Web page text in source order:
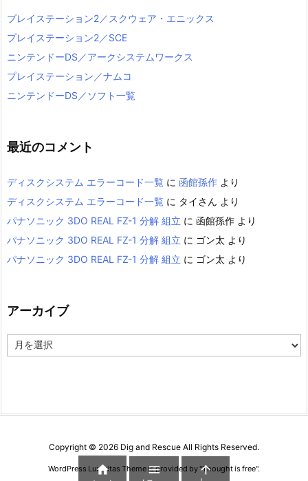
プレイステーション2／スクウェア・エニックス
プレイステーション2／SCE
ニンテンドーDS／アークシステムワークス
プレイステーション／ナムコ
ニンテンドーDS／ソフト一覧
最近のコメント
ディスクシステム エラーコード一覧 に 函館孫作 より
ディスクシステム エラーコード一覧 に タイさん より
パナソニック 3DO REAL FZ-1 分解 組立 に 函館孫作 より
パナソニック 3DO REAL FZ-1 分解 組立 に ゴン太 より
パナソニック 3DO REAL FZ-1 分解 組立 に ゴン太 より
アーカイブ
ー
Copyright © 2026 Dig and Rescue All Rights Reserved.
WordPress Luxeritas Theme is provided by "Thought is free".
  